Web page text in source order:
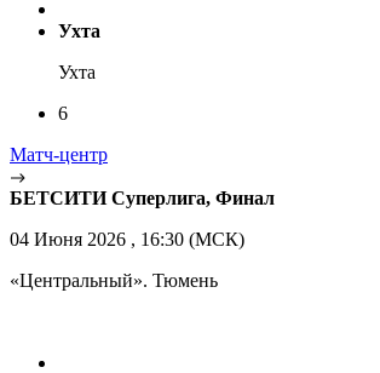
Ухта
Ухта
6
Матч-центр
БЕТСИТИ Суперлига, Финал
04 Июня 2026 , 16:30 (МСК)
«Центральный». Тюмень